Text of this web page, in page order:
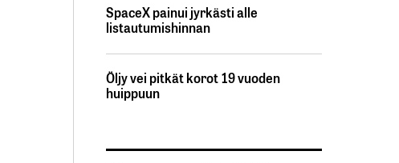
SpaceX painui jyrkästi alle
listautumishinnan
Öljy vei pitkät korot 19 vuoden
huippuun